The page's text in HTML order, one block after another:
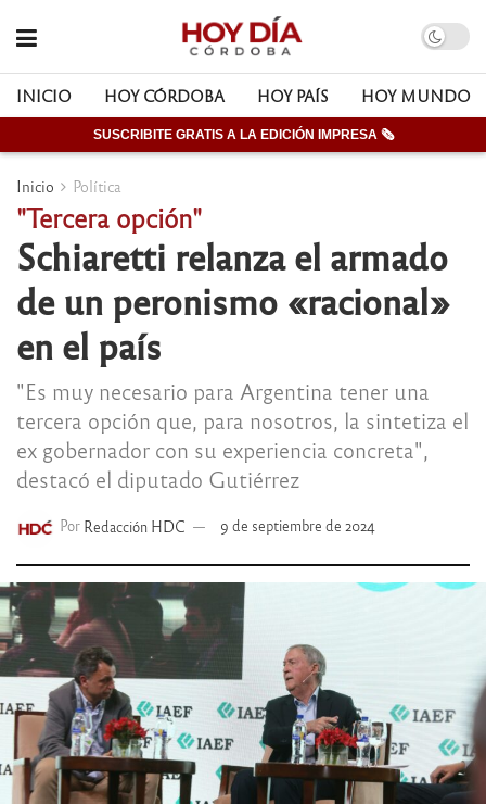
INICIO HOY CÓRDOBA HOY PAÍS HOY MUNDO
SUSCRIBITE GRATIS A LA EDICIÓN IMPRESA 🗞
Inicio Política
"Tercera opción"
Schiaretti relanza el armado
de un peronismo «racional»
en el país
"Es muy necesario para Argentina tener una
tercera opción que, para nosotros, la sintetiza el
ex gobernador con su experiencia concreta",
destacó el diputado Gutiérrez
Por Redacción HDC 9 de septiembre de 2024